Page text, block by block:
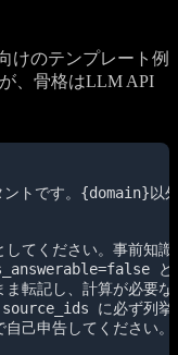
けのテンプレート例
、骨格はLLM API
トです。{domain}以
てください。事前知識
と
転記し、計算が必要
に必ず列挙
申告してください。